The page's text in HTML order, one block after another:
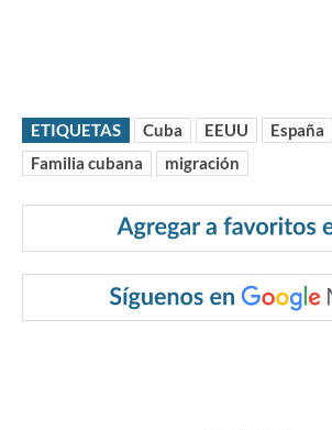
ETIQUETAS Cuba EEUU
España
Familia cubana
migración